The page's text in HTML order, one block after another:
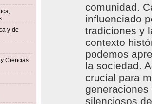
y de
Ciencias
comunidad.
influenciado
tradiciones y
contexto
podemos
la sociedad.
crucial para
silenciosos